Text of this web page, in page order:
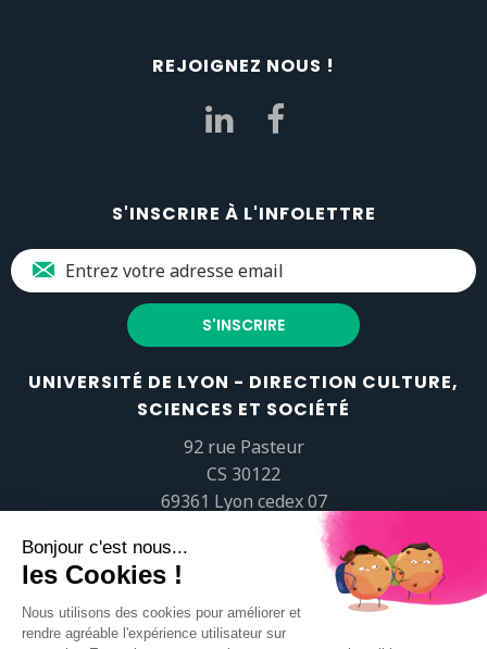
REJOIGNEZ NOUS !
S'INSCRIRE À L'INFOLETTRE
UNIVERSITÉ DE LYON - DIRECTION CULTURE,
SCIENCES ET SOCIÉTÉ
92 rue Pasteur
CS 30122
69361 Lyon cedex 07
popsciences@universite-lyon.fr
Tél.+33 (0)4 37 37 82 01